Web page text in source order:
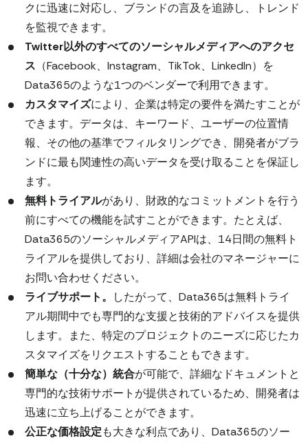
クに迅速に対応し、ブランドの言及を追跡し、トレンド
を監視できます。
Twitter以外のすべてのソーシャルメディアへのアクセ
ス （Facebook、Instagram、TikTok、LinkedIn）を
Data365のような1つのベンダーで利用できます。
カスタマイズにより、企業は特定の要件を満たすことが
できます。データは、キーワード、ユーザーの位置情
報、その他の基準でフィルタリングでき、開発者がブラ
ンドに最も関連性の高いデータを受け取ることを保証し
ます。
無料トライアルがあり、財政的なコミットメントを行う
前にすべての機能を試すことができます。たとえば、
Data365のソーシャルメディアAPIは、14日間の無料ト
ライアルを提供しており、詳細は会社のマネージャーに
お問い合わせください。
ライブサポート。
したがって、Data365は無料トライ
アル期間中でも専門的な支援と技術的アドバイスを提供
します。また、特定のプロジェクトのニーズに応じたカ
スタマイズをリクエストすることもできます。
簡単な（十分な）統合が可能で、詳細なドキュメントと
専門的な技術サポートが提供されているため、開発者は
迅速に立ち上げることができます。
公正な価格設定も大きな利点であり、Data365のソー